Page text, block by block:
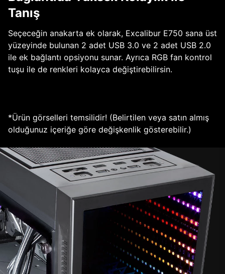
Tanış
Seçeceğin anakarta ek olarak, Excalibur E750 sana üst
yüzeyinde bulunan 2 adet USB 3.0 ve 2 adet USB 2.0
ile ek bağlantı opsiyonu sunar. Ayrıca RGB fan kontrol
tuşu ile de renkleri kolayca değiştirebilirsin.
*Ürün görselleri temsilidir! (Belirtilen veya satın almış
olduğunuz içeriğe göre değişkenlik gösterebilir.)